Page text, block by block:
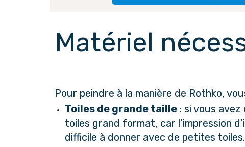
Matériel
Pour peindre à la manière de Rothko,
Toiles de grande taille : si vous avez
toiles grand format, car l’impression
difficile à donner avec de petites